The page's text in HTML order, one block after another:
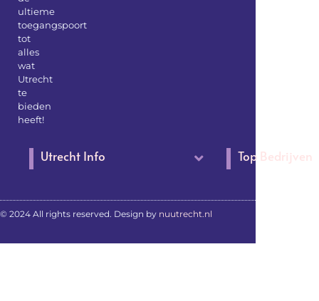
ultieme
toegangspoort
tot
alles
wat
Utrecht
te
bieden
heeft!
Utrecht Info Top Bedrijven
© 2024 All rights reserved. Design by nuutrecht.nl